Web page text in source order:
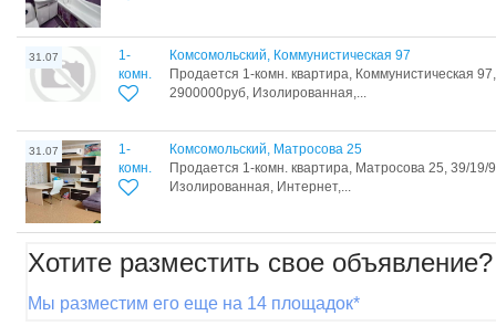
31.07
1-
комн.
Комсомольский, Коммунистическая 97
Продается 1-комн. квартира, Коммунистическая
2900000руб, Изолированная,...
31.07
1-
комн.
Комсомольский, Матросова 25
Продается 1-комн. квартира, Матросова 25, 39/19/
Изолированная, Интернет,...
Хотите разместить свое объявление?
Мы разместим его еще на 14 площадок*